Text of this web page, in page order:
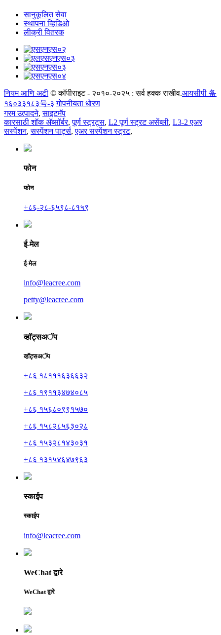
सानुकूलित सेवा
स्थापना व्हिडिओ
लीक्री वितरक
नियम आणि अटी © कॉपीराइट - २०१०-२०२५ : सर्व हक्क राखीव.आयसीपी 备
१६०३३१८३号-३ गोपनीयता धोरण
गरम उत्पादने,साइटमॅप
कारसाठी शॉक अ‍ॅब्सॉर्बर,पूर्ण स्ट्रट्स, L2 पूर्ण स्ट्रट असेंब्ली, L3-2 एअर
सस्पेंशन,सस्पेंशन पार्ट्स,एअर सस्पेंशन स्ट्रट,
फोन
फोन
+८६-२८-६५९८-८१५९
ई-मेल
ई-मेल
info@leacree.com
petty@leacree.com
व्हॉट्सअॅप
व्हॉट्सअॅप
+८६ १८१११६३६६३२
+८६ १९११३४७४०८५
+८६ १५६८०९९१५७०
+८६ १५८२८५६३०२८
+८६ १५३२८१४३०३१
+८६ १३१५४६४७९६३
स्काईप
स्काईप
info@leacree.com
WeChat द्वारे
WeChat द्वारे